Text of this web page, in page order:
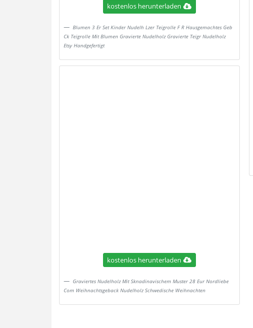
kostenlos herunterladen
Blumen 3 Er Set Kinder Nudelh Lzer Teigrolle F R Hausgemachtes Geb
Ck Teigrolle Mit Blumen Gravierte Nudelholz Gravierte Teigr Nudelholz
Etsy Handgefertigt
kostenlos herunterladen
Graviertes Nudelholz Mit Sknadinavischem Muster 28 Eur Nordliebe
Com Weihnachtsgeback Nudelholz Schwedische Weihnachten